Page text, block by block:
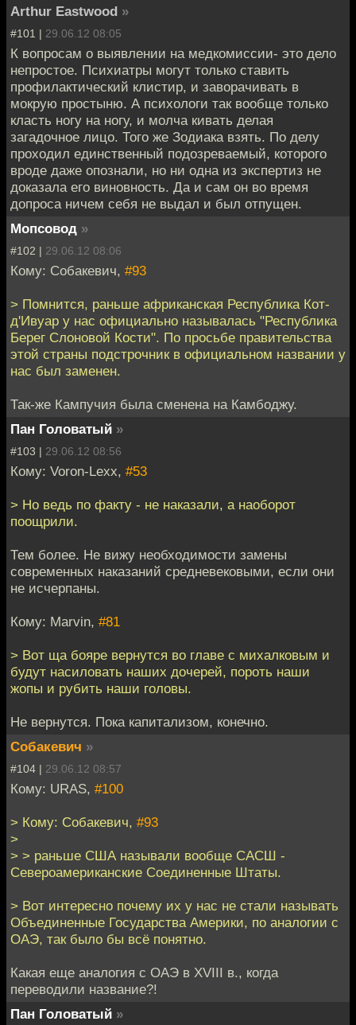
Arthur Eastwood »
#101 | 29.06.12 08:05
К вопросам о выявлении на медкомиссии- это дело
непростое. Психиатры могут только ставить
профилактический клистир, и заворачивать в
мокрую простыню. А психологи так вообще только
класть ногу на ногу, и молча кивать делая
загадочное лицо. Того же Зодиака взять. По делу
проходил единственный подозреваемый, которого
вроде даже опознали, но ни одна из экспертиз не
доказала его виновность. Да и сам он во время
допроса ничем себя не выдал и был отпущен.
Мопсовод »
#102 | 29.06.12 08:06
Кому: Собакевич, #93
> Помнится, раньше африканская Республика Кот-
д'Ивуар у нас официально называлась "Республика
Берег Слоновой Кости". По просьбе правительства
этой страны подстрочник в официальном названии у
нас был заменен.
Так-же Кампучия была сменена на Камбоджу.
Пан Головатый »
#103 | 29.06.12 08:56
Кому: Voron-Lexx, #53
> Но ведь по факту - не наказали, а наоборот
поощрили.
Тем более. Не вижу необходимости замены
современных наказаний средневековыми, если они
не исчерпаны.
Кому: Marvin, #81
> Вот ща бояре вернутся во главе с михалковым и
будут насиловать наших дочерей, пороть наши
жопы и рубить наши головы.
Не вернутся. Пока капитализом, конечно.
Собакевич »
#104 | 29.06.12 08:57
Кому: URAS, #100
> Кому: Собакевич, #93
>
> > раньше США называли вообще САСШ -
Североамериканские Соединенные Штаты.
> Вот интересно почему их у нас не стали называть
Объединенные Государства Америки, по аналогии с
ОАЭ, так было бы всё понятно.
Какая еще аналогия с ОАЭ в XVIII в., когда
переводили название?!
Пан Головатый »